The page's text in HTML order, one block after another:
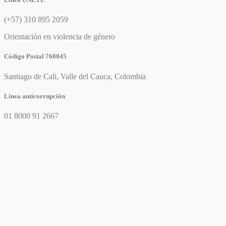
(+57) 310 895 2059
Orientación en violencia de género
Código Postal 760045
Santiago de Cali, Valle del Cauca, Colombia
Línea anticorrupción
01 8000 91 2667